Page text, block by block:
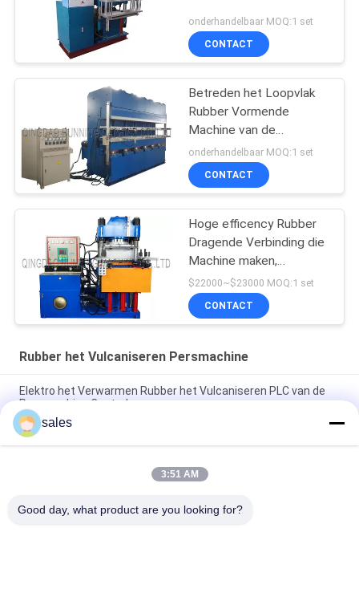
onderhandelbaar MOQ:1 set
CONTACT
Betreden het Loopvlak
Rubber Vormende
Machine van de
Precuredband/Verkregen
Band het Maken van
Machine
onderhandelbaar MOQ:1 set
CONTACT
Hoge efficency Rubber
Dragende Verbinding die
Machine maken,
Vulcaniserend Machine,
Vormende Machine
$22000~$23000 MOQ:1 set
CONTACT
Rubber het Vulcaniseren Persmachine
Elektro het Verwarmen Rubber het Vulcaniseren PLC van de
Persmachine Controle
Elektro het Verwarmen Hydraulische het Vulcaniseren
Machine 2 het Werk Lagen
160T rubber het Vulcaniseren Persmachine Rubber Enige het
sales
3:51 AM
Good day, what product are you looking for?